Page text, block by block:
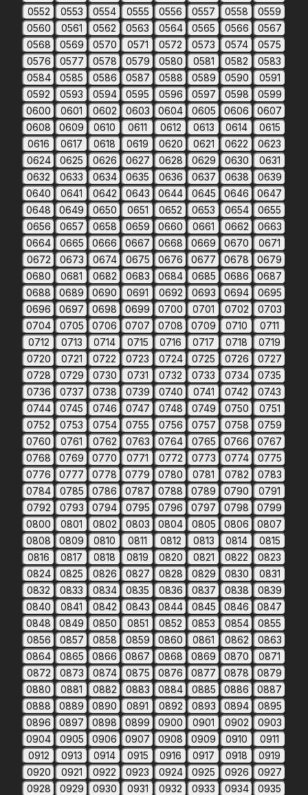
0552
0553 0554 0555 0556 0557 0558
0559
0560
0561 0562 0563 0564 0565 0566
0567
0568
0569 0570 0571 0572 0573 0574
0575
0576
0577 0578 0579 0580 0581 0582
0583
0584
0585 0586 0587 0588 0589 0590
0591
0592
0593 0594 0595 0596 0597 0598
0599
0600
0601 0602 0603 0604 0605 0606
0607
0608
0609 0610 0611 0612 0613 0614
0615
0616
0617 0618 0619 0620 0621 0622
0623
0624
0625 0626 0627 0628 0629 0630
0631
0632
0633 0634 0635 0636 0637 0638
0639
0640
0641 0642 0643 0644 0645 0646
0647
0648
0649 0650 0651 0652 0653 0654
0655
0656
0657 0658 0659 0660 0661 0662
0663
0664
0665 0666 0667 0668 0669 0670
0671
0672
0673 0674 0675 0676 0677 0678
0679
0680
0681 0682 0683 0684 0685 0686
0687
0688
0689 0690 0691 0692 0693 0694
0695
0696
0697 0698 0699 0700 0701 0702
0703
0704
0705 0706 0707 0708 0709 0710
0711
0712
0713 0714 0715 0716 0717 0718
0719
0720
0721 0722 0723 0724 0725 0726
0727
0728
0729 0730 0731 0732 0733 0734
0735
0736
0737 0738 0739 0740 0741 0742
0743
0744
0745 0746 0747 0748 0749 0750
0751
0752
0753 0754 0755 0756 0757 0758
0759
0760
0761 0762 0763 0764 0765 0766
0767
0768
0769 0770 0771 0772 0773 0774
0775
0776
0777 0778 0779 0780 0781 0782
0783
0784
0785 0786 0787 0788 0789 0790
0791
0792
0793 0794 0795 0796 0797 0798
0799
0800
0801 0802 0803 0804 0805 0806
0807
0808
0809 0810 0811 0812 0813 0814
0815
0816
0817 0818 0819 0820 0821 0822
0823
0824
0825 0826 0827 0828 0829 0830
0831
0832
0833 0834 0835 0836 0837 0838
0839
0840
0841 0842 0843 0844 0845 0846
0847
0848
0849 0850 0851 0852 0853 0854
0855
0856
0857 0858 0859 0860 0861 0862
0863
0864
0865 0866 0867 0868 0869 0870
0871
0872
0873 0874 0875 0876 0877 0878
0879
0880
0881 0882 0883 0884 0885 0886
0887
0888
0889 0890 0891 0892 0893 0894
0895
0896
0897 0898 0899 0900 0901 0902
0903
0904
0905 0906 0907 0908 0909 0910
0911
0912
0913 0914 0915 0916 0917 0918
0919
0920
0921 0922 0923 0924 0925 0926
0927
0928
0929 0930 0931 0932 0933 0934
0935